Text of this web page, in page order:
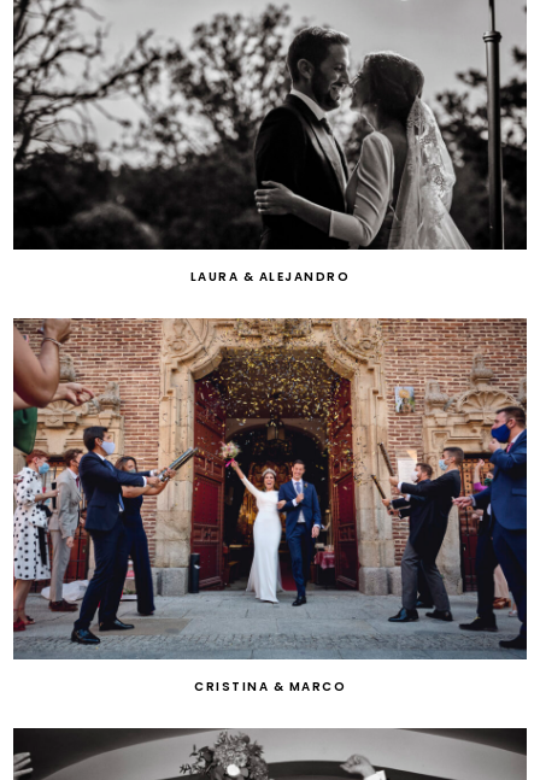
LAURA & ALEJANDRO
CRISTINA & MARCO